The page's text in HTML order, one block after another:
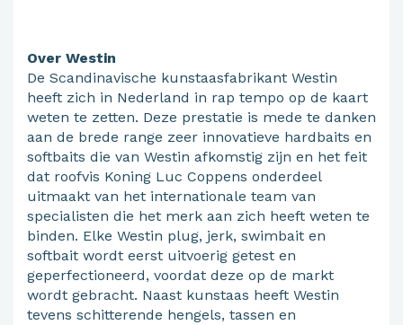
Over Westin
De Scandinavische kunstaasfabrikant Westin
heeft zich in Nederland in rap tempo op de kaart
weten te zetten. Deze prestatie is mede te danken
aan de brede range zeer innovatieve hardbaits en
softbaits die van Westin afkomstig zijn en het feit
dat roofvis Koning Luc Coppens onderdeel
uitmaakt van het internationale team van
specialisten die het merk aan zich heeft weten te
binden. Elke Westin plug, jerk, swimbait en
softbait wordt eerst uitvoerig getest en
geperfectioneerd, voordat deze op de markt
wordt gebracht. Naast kunstaas heeft Westin
tevens schitterende hengels, tassen en